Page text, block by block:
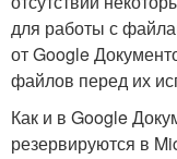
для работы с
от Google
файлов перед их
Как и в Google
резервируются в